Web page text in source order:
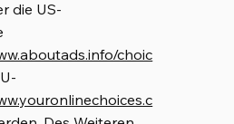
die US-
choic